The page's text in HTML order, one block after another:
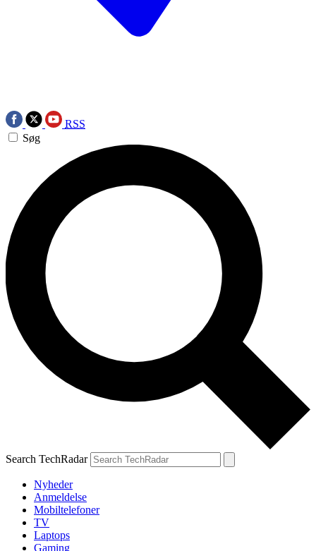
RSS
Søg
Search TechRadar
Nyheder
Anmeldelse
Mobiltelefoner
TV
Laptops
Gaming